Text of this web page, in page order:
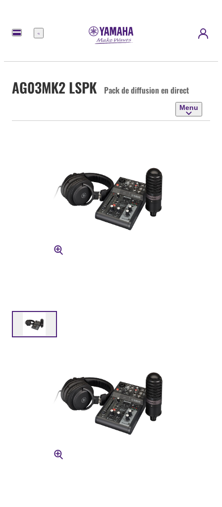
Menu
AG03MK2 LSPK Pack de diffusion en direct
Menu